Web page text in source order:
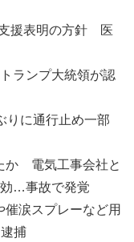
援表明の方針 医
ランプ大統領が認
りに通行止め一部
か 電気工事会社と
…事故で発覚
催涙スプレーなど用
捕